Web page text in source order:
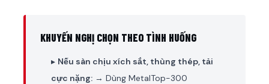
KHUYẾN NGHỊ CHỌN THEO TÌNH HUỐNG
▸ Nếu sàn chịu xích sắt, thùng thép, tải
cực nặng: → Dùng MetalTop-300